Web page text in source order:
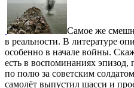
Самое же
в реальности. В литературе
особенно в начале войны.
есть в воспоминаниях эпизод,
по полю за советским
самолёт выпустил шасси и